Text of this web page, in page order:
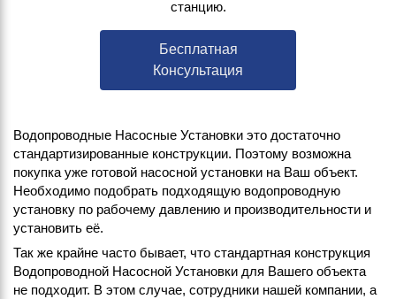
станцию.
Бесплатная
Консультация
Водопроводные Насосные Установки это достаточно
стандартизированные конструкции. Поэтому возможна
покупка уже готовой насосной установки на Ваш объект.
Необходимо подобрать подходящую водопроводную
установку по рабочему давлению и производительности и
установить её.
Так же крайне часто бывает, что стандартная конструкция
Водопроводной Насосной Установки для Вашего объекта
не подходит. В этом случае, сотрудники нашей компании, а